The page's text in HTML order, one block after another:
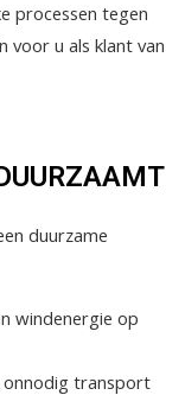
processen tegen
voor u als klant van
duurzame
windenergie op
onnodig transport